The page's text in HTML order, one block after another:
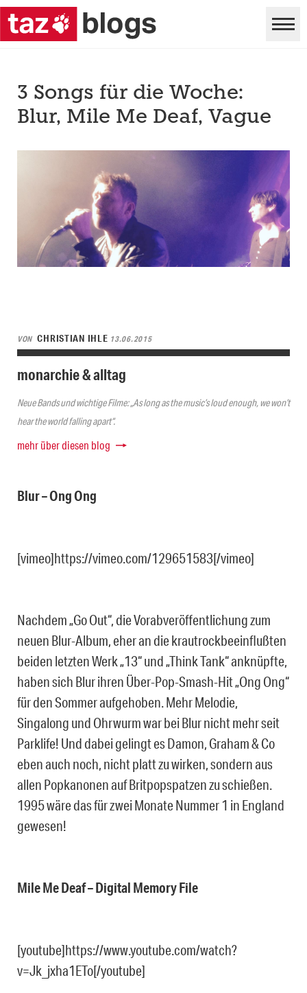
3 Songs für die Woche:
Blur, Mile Me Deaf, Vague
VON CHRISTIAN IHLE 13.06.2015
monarchie & alltag
Neue Bands und wichtige Filme: „As long as the music’s loud enough, we won’t
hear the world falling apart“.
mehr über diesen blog
Blur – Ong Ong
[vimeo]https://vimeo.com/129651583[/vimeo]
Nachdem „Go Out“, die Vorabveröffentlichung zum
neuen Blur-Album, eher an die krautrockbeeinflußten
beiden letzten Werk „13“ und „Think Tank“ anknüpfte,
haben sich Blur ihren Über-Pop-Smash-Hit „Ong Ong“
für den Sommer aufgehoben. Mehr Melodie,
Singalong und Ohrwurm war bei Blur nicht mehr seit
Parklife! Und dabei gelingt es Damon, Graham & Co
eben auch noch, nicht platt zu wirken, sondern aus
allen Popkanonen auf Britpopspatzen zu schießen.
1995 wäre das für zwei Monate Nummer 1 in England
gewesen!
Mile Me Deaf – Digital Memory File
[youtube]https://www.youtube.com/watch?
v=Jk_jxha1ETo[/youtube]